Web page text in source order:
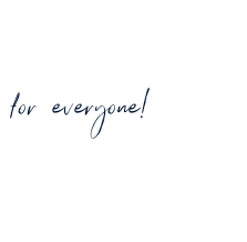
everyone!